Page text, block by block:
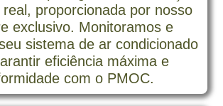
proporcionada por nosso
exclusivo. Monitoramos e
sistema de ar condicionado
eficiência máxima e
com o PMOC.